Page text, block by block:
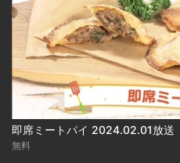
即席ミートパイ 2024.02.01放送
無料